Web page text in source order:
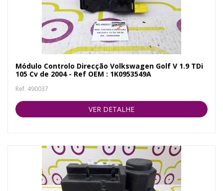
Módulo Controlo Direcção Volkswagen Golf V 1.9 TDi
105 Cv de 2004 - Ref OEM : 1K0953549A
Ref. 490037
VER DETALHE